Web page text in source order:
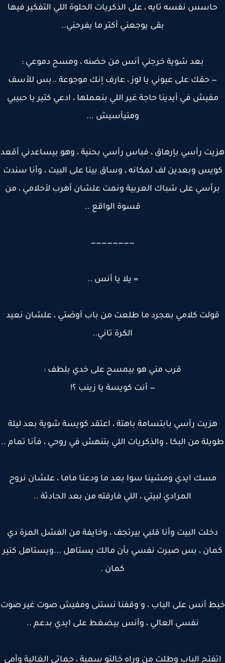
نفسه تايه ، على الذكريات الحلوة اللي التفكير فيها
بقى يوجعني أكتر ما يفرحني..
بعد شوية خرجني أنس من حضنه ، ومسح دموعي :
حقك على عيوني يا لوز ، عارف إنك موجوعة ..بس للأسف
في أيدينا حاجة غير اللي بنعملها ، ادعي كتير يا حبيبي
ومتيأسيش ...
رأسي بإرهاق ، فباس رأسي بحنية ، وهو بيساعدني أقعد
وبعدين لف لمكانه ، وساق بينا على البيت ، وأنا سندت
على شباك العربية ونمت علشان أهرب لأحلامي ، من
قسوة الواقع ..
————————
= يلا يا أنس ..
كلامي بمجرد ما طلعت من باب أوضتي ، علشان نعيد
الكرة تاني..
قرب مني هو بيمسح على خدي بلطف :
— أنت كويسة يا زينب ؟!
رأسي بابتسامة باهتة ، اعتقد كويسة شوية بعد ليلة
من البكا ، والذكريات اللي بتنهش في روحي ، فأنا تمام ..
مسك ايدي ومشينا سوا بعد ما ودعنا ماما ، علشان نروح
المرادي لبيتي ، اللي فارقته من بعد الحادثة ..
البيت وأنا قلبي بيرتجف ، وخايفة من الفشل المرة دي
، بس صبرت نفسي بأن مالك يستاهل ...ويستاهل كتير
كمان .
أنس على الباب ، و وقفنا نستنى ومفيش صوت غير صوت
نفسي العالي ، وأنس بيضغط على ايدي بدعم ..
الباب وطلت من وراه خالتو سمية ، حماتي الغالية وأمي